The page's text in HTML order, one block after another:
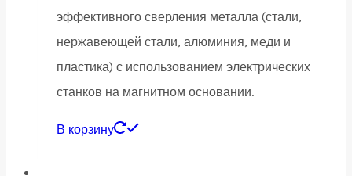
эффективного сверления металла (стали,
нержавеющей стали, алюминия, меди и
пластика) с использованием электрических
станков на магнитном основании.
В корзину